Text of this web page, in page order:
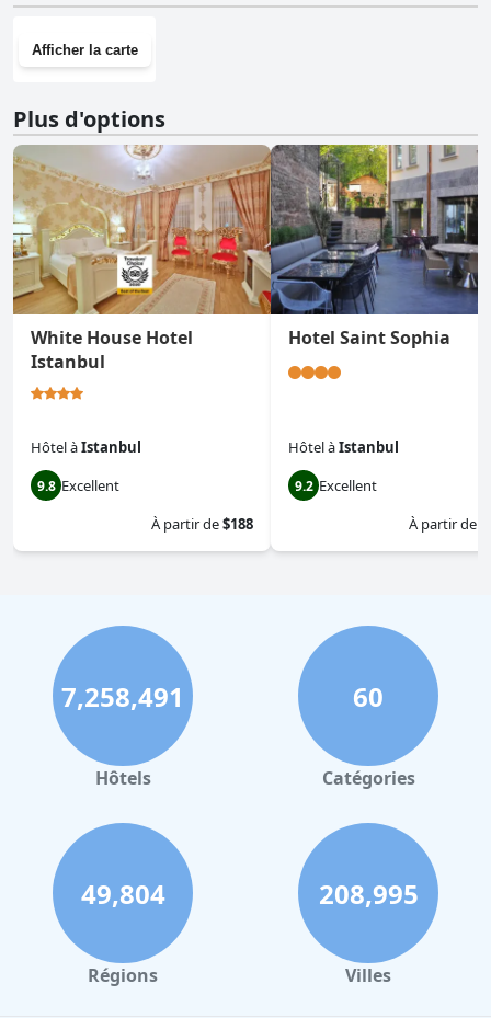
Afficher la carte
Plus d'options
White House Hotel
Istanbul
HôtelàIstanbul
9.8 Excellent
À partir de$188
Hotel Saint Sophia
HôtelàIstanbul
9.2 Excellent
À partir de
7,258,491
Hôtels
60
Catégories
49,804
Régions
208,995
Villes